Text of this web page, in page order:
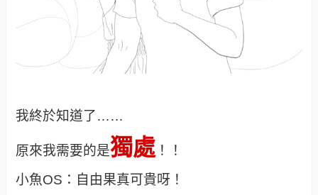
我終於知道了……
原來我需要的是獨處 ！！
小魚OS：自由果真可貴呀！